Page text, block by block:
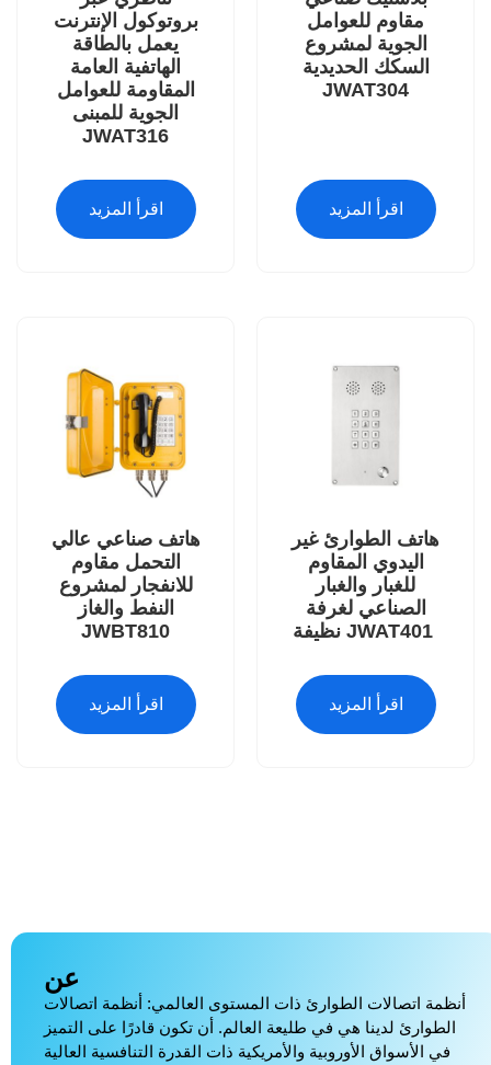
بروتوكول الإنترنت
يعمل بالطاقة
الهاتفية العامة
المقاومة للعوامل
الجوية للمبنى
JWAT316
اقرأ المزيد
مقاوم للعوامل
الجوية لمشروع
السكك الحديدية
JWAT304
اقرأ المزيد
هاتف صناعي عالي
التحمل مقاوم
للانفجار لمشروع
النفط والغاز
JWBT810
اقرأ المزيد
هاتف الطوارئ غير
اليدوي المقاوم
للغبار والغبار
الصناعي لغرفة
نظيفة JWAT401
اقرأ المزيد
عن
أنظمة اتصالات الطوارئ ذات المستوى العالمي: أنظمة اتصالات
الطوارئ لدينا هي في طليعة العالم. أن تكون قادرًا على التميز
في الأسواق الأوروبية والأمريكية ذات القدرة التنافسية العالية